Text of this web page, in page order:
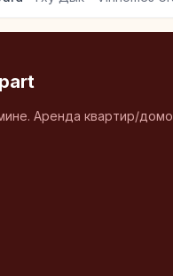
Аренда квартир/